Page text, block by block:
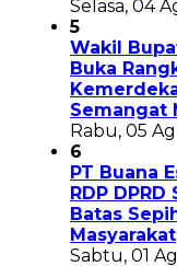
Selasa, 04
5
Wakil
Buka
Semangat
Rabu, 05
6
PT Buana
RDP
Batas
Masyarakat
Sabtu, 01